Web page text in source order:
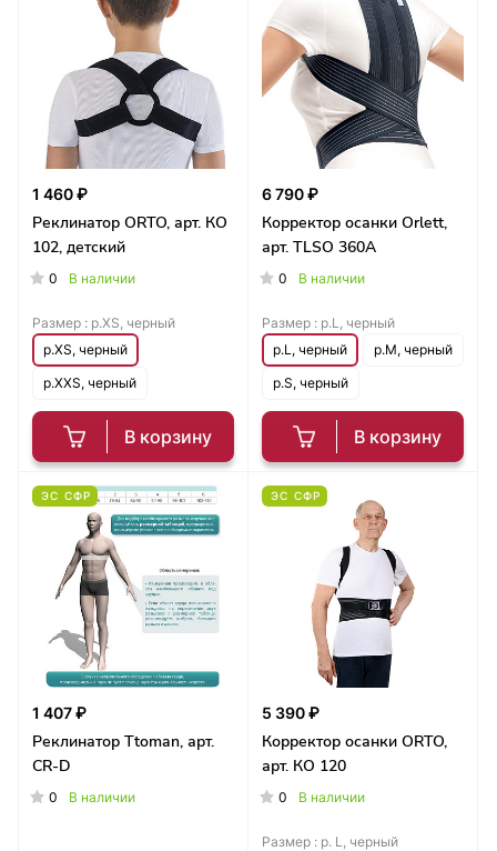
1 460 ₽
Реклинатор ORTO, арт. КО
102, детский
0 В наличии
В корзину
Размер : р.XS, черный
р.XS, черный
р.XXS, черный
6 790 ₽
Корректор осанки Orlett,
арт. TLSO 360A
0 В наличии
В корзину
Размер : р.L, черный
р.L, черный
р.M, черный
р.S, черный
ЭС СФР
1 407 ₽
Реклинатор Ttoman, арт.
CR-D
0 В наличии
ЭС СФР
5 390 ₽
Корректор осанки ORTO,
арт. КО 120
0 В наличии
Размер : р. L, черный